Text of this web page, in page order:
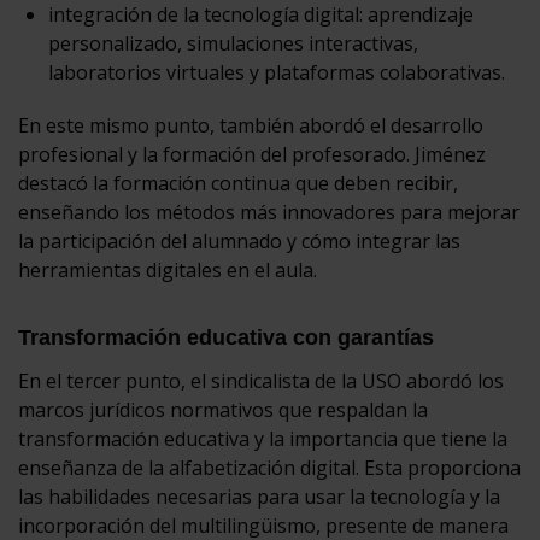
integración de la tecnología digital: aprendizaje
personalizado, simulaciones interactivas,
laboratorios virtuales y plataformas colaborativas.
En este mismo punto, también abordó el desarrollo
profesional y la formación del profesorado. Jiménez
destacó la formación continua que deben recibir,
enseñando los métodos más innovadores para mejorar
la participación del alumnado y cómo integrar las
herramientas digitales en el aula.
Transformación educativa con garantías
En el tercer punto, el sindicalista de la USO abordó los
marcos jurídicos normativos que respaldan la
transformación educativa y la importancia que tiene la
enseñanza de la alfabetización digital. Esta proporciona
las habilidades necesarias para usar la tecnología y la
incorporación del multilingüismo, presente de manera